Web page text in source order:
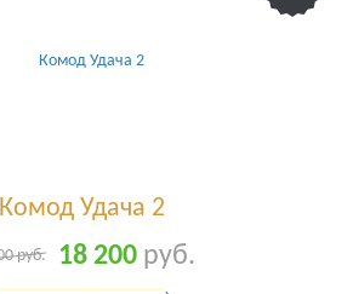
Комод Удача 2
руб. 18 200 руб.